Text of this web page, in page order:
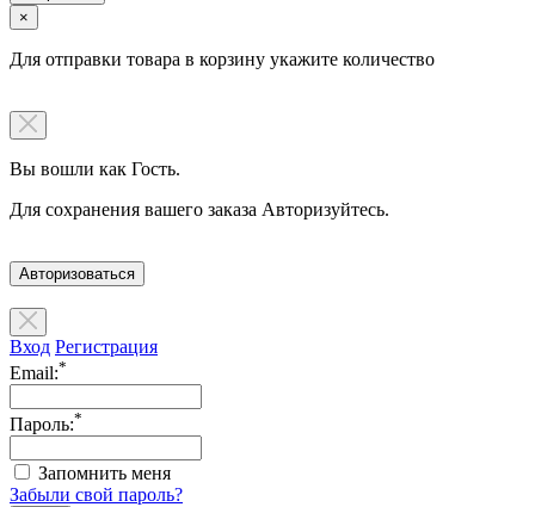
×
Для отправки товара в корзину укажите количество
Вы вошли как Гость.
Для сохранения вашего заказа Авторизуйтесь.
Авторизоваться
Вход Регистрация
Email:*
Пароль:*
Запомнить меня
Забыли свой пароль?